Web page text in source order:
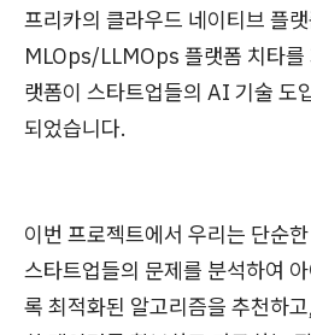
프리카의 클라우드 네이티브 플
MLOps/LLMOps 플랫폼 치타를
랫폼이 스타트업들의 AI 기술 도
되었습니다.
이번 프로젝트에서 우리는 단순
스타트업들의 문제를 분석하여
록 최적화된 알고리즘을 추천하